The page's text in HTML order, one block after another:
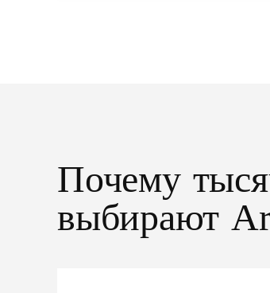
Почему
выбирают